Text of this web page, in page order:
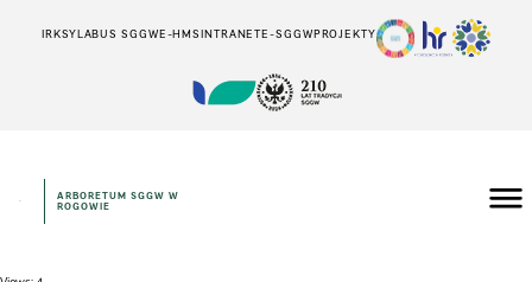
IRKSYLABUS SGGWE-HMSINTRANETE-SGGWPROJEKTY
ARBORETUM SGGW W
ROGOWIE